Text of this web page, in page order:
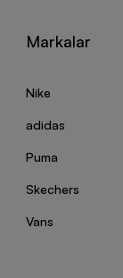
Markalar
Nike
adidas
Puma
Skechers
Vans